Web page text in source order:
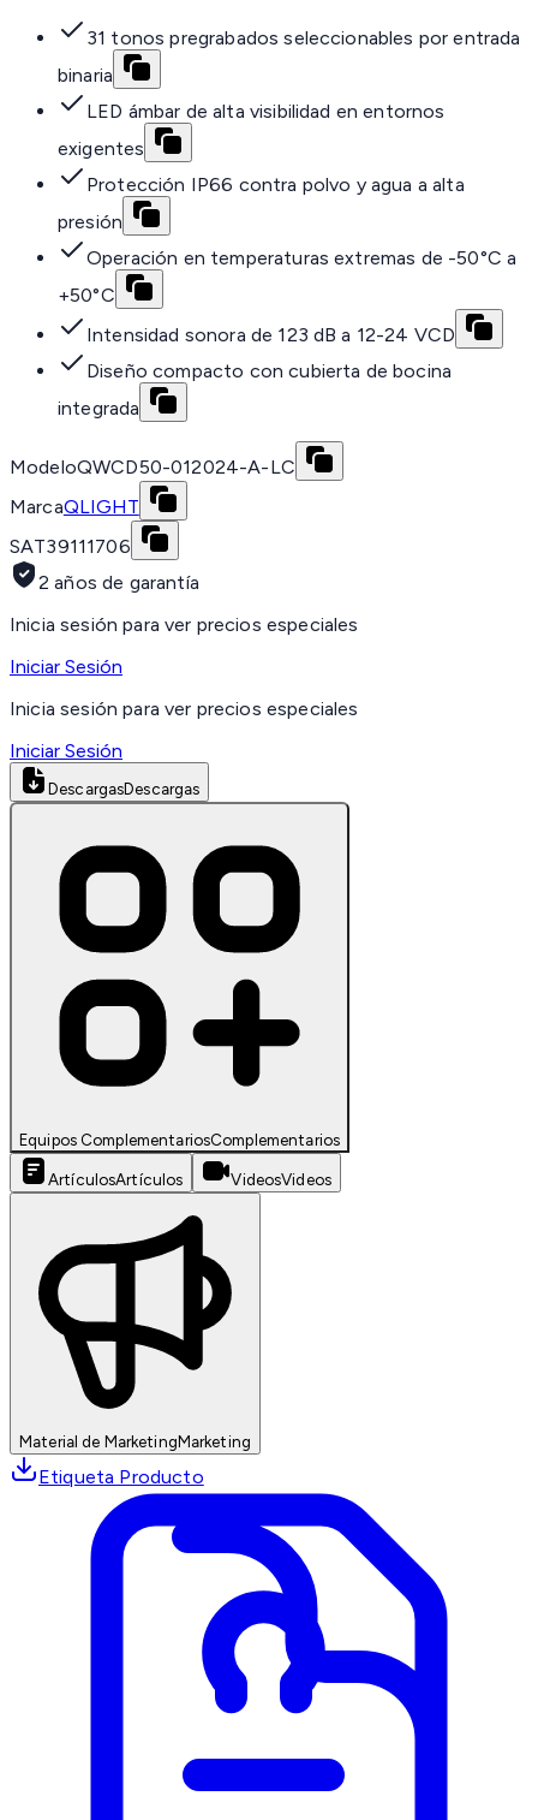
31 tonos pregrabados seleccionables por entrada
binaria
LED ámbar de alta visibilidad en entornos
exigentes
Protección IP66 contra polvo y agua a alta
presión
Operación en temperaturas extremas de -50°C a
+50°C
Intensidad sonora de 123 dB a 12-24 VCD
Diseño compacto con cubierta de bocina
integrada
ModeloQWCD50-012024-A-LC
MarcaQLIGHT
SAT39111706
2 años de garantía
Inicia sesión para ver precios especiales
Iniciar Sesión
Inicia sesión para ver precios especiales
Iniciar Sesión
DescargasDescargas
Equipos ComplementariosComplementarios
ArtículosArtículos VideosVideos
Material de MarketingMarketing
Etiqueta Producto